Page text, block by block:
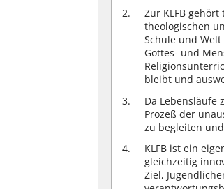
Zur KLFB
theologischen
Schule und
Gottes- und
bleibt und
Da Lebensläufe
Prozeß der
zu begleiten
KLFB ist ein
gleichzeitig
Ziel,